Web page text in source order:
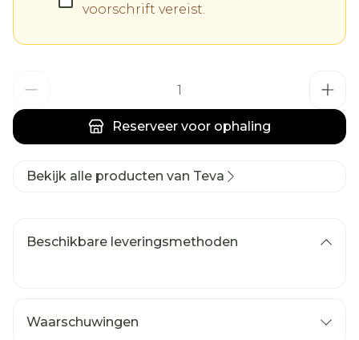
voorschrift vereist.
Reserveer voor ophaling
Bekijk alle producten van Teva
Beschikbare leveringsmethoden
Waarschuwingen